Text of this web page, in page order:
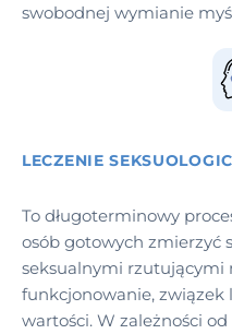
swobodnej wymianie
LECZENIE
To długoterminowy
osób gotowych zmierzyć
seksualnymi rzutującymi
funkcjonowanie, związek
wartości. W zależności